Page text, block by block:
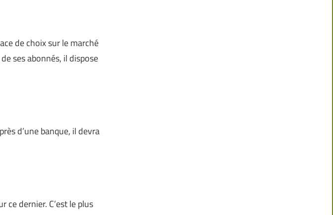
de choix sur le marché
ses abonnés, il dispose
d’une banque, il devra
dernier. C’est le plus